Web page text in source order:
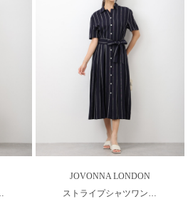
JOVONNA LONDON
ストライプシャツワン…